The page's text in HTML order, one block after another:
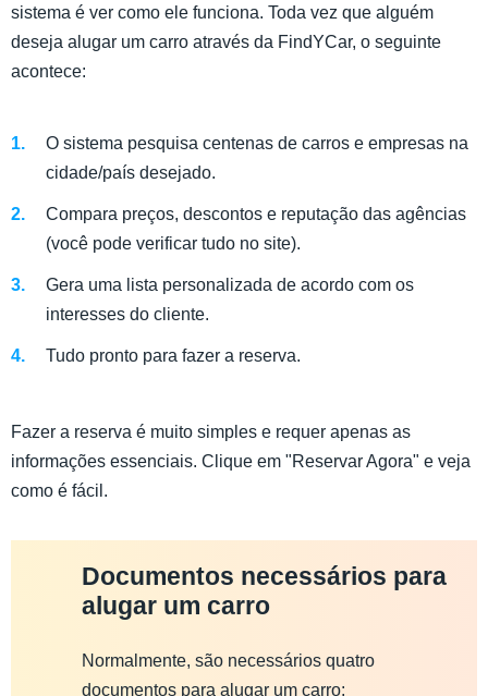
sistema é ver como ele funciona. Toda vez que alguém
deseja alugar um carro através da FindYCar, o seguinte
acontece:
O sistema pesquisa centenas de carros e empresas na
cidade/país desejado.
Compara preços, descontos e reputação das agências
(você pode verificar tudo no site).
Gera uma lista personalizada de acordo com os
interesses do cliente.
Tudo pronto para fazer a reserva.
Fazer a reserva é muito simples e requer apenas as
informações essenciais. Clique em "Reservar Agora" e veja
como é fácil.
Documentos necessários para
alugar um carro
Normalmente, são necessários quatro
documentos para alugar um carro: